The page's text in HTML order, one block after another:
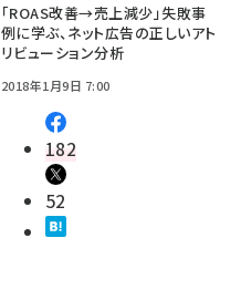
「ROAS改善→売上減少」失敗事
例に学ぶ、ネット広告の正しいアト
リビューション分析
2018年1月9日 7:00
182
52